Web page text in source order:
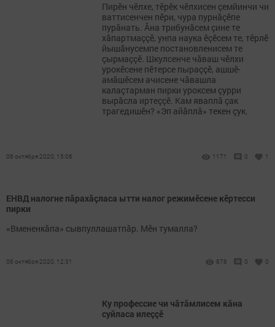
Пирĕн чĕлхе, тĕрĕк чĕлхисен çемйинчи чи
ваттисенчен пĕри, чура пурнăçĕпе
пурăнать. Ăна трибунăсем çине те
хăпартмаççĕ, унпа наука ĕçĕсем те, тĕрлĕ
йышăнусемпе постановленисем те
çырмаççĕ. Шкулсенче чăваш чĕлхи
урокĕсене пĕтерсе пыраççĕ, ашшĕ-
амăшĕсем ачисене чăвашла
калаçтарман пирки уроксем çурри
вырăсла иртеççĕ. Кам яваплă çак
трагедишĕн? «Эп айăплă» текен çук.
06 октября 2020, 15:06 1171 0 1
ЕНВД налогне пăрахăçласа ытти налог режимӗсене кӗртесси
пирки
«Вмененкăпа» сывпуллашатпăр. Мӗн тумалла?
06 октября 2020, 12:31 878 0 0
Ку профессие чи чăтăмлисем кăна
суйласа илеççӗ